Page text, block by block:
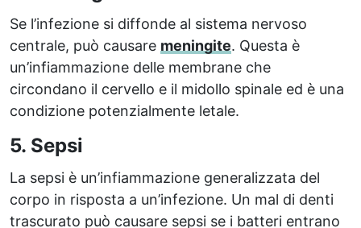
Se l’infezione si diffonde al sistema nervoso
centrale, può causare meningite. Questa è
un’infiammazione delle membrane che
circondano il cervello e il midollo spinale ed è una
condizione potenzialmente letale.
5. Sepsi
La sepsi è un’infiammazione generalizzata del
corpo in risposta a un’infezione. Un mal di denti
trascurato può causare sepsi se i batteri entrano